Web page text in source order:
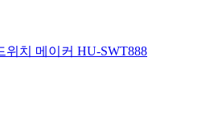
위치 메이커 HU-SWT888